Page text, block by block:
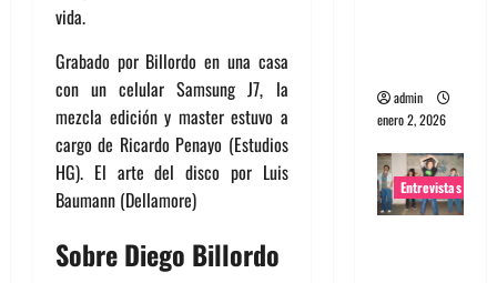
vida.
Grabado por Billordo en una casa
con un celular Samsung J7, la
mezcla edición y master estuvo a
cargo de Ricardo Penayo (Estudios
HG). El arte del disco por Luis
Baumann (Dellamore)
Sobre Diego Billordo
admin
enero 2, 2026
Entrevistas